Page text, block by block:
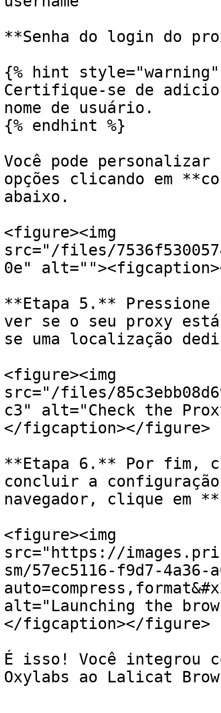
**Senha do login do
{% hint style="warning"
Certifique-se de
nome de usuário.
{% endhint %}
Você pode personalizar
opções clicando em
abaixo.
<figure><img
src="/files/
0e"
**Etapa 5.**
ver se o seu proxy
se uma localização
<figure><img
src="/files/
c3" alt="Check the
</figcaption></figure>
**Etapa 6.** Por fim,
concluir a
navegador, clique em
<figure><img
src="https://
sm/57ec5116-f9d7-4a36-
alt="Launching the
</figcaption></figure>
É isso! Você integrou
Oxylabs ao Lalicat